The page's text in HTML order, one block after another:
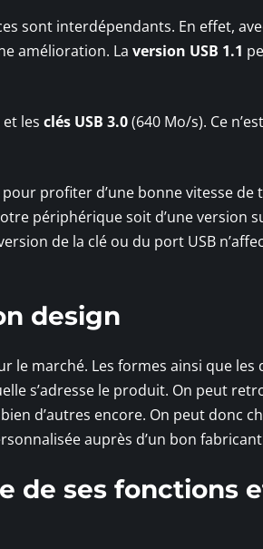
sont interdépendants. En effet,
amélioration. La version USB 1.1
les clés USB 3.0(640 Mo/s). Ce
profiter d’une bonne vitesse de
périphérique soit d’une version
de la clé ou du port USB
design
le marché. Les formes ainsi que les
s’adresse le produit. On peut
d’autres encore. On peut donc
auprès d’un bon
de ses fonctions